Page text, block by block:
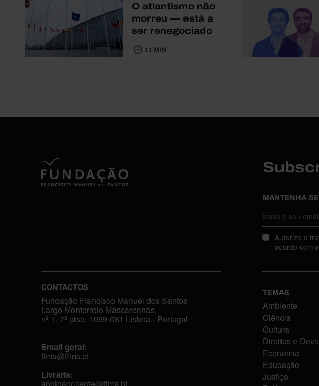
O atlantismo não
morreu — está a
ser renegociado
11 MIN
MANTENHA-
Autorizo o
acordo com a
CONTACTOS
Fundação Francisco Manuel dos Santos
Largo Monterroio Mascarenhas,
nº 1, 7º piso, 1099-081 Lisboa - Portugal
Email geral:
ffms@ffms.pt
Livraria:
TEMAS
Ambiente
Ciência
Cultura
Direitos e
Economia
Educação
Justiça